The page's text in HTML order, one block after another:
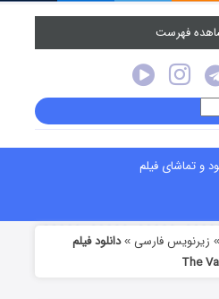
فهرست
و تماشای فیلم
» زیرنویس فارسی »دانلود فیلم